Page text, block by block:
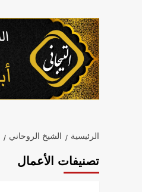
الرئيسية الشيخ الروحاني
تصنيفات الأعمال